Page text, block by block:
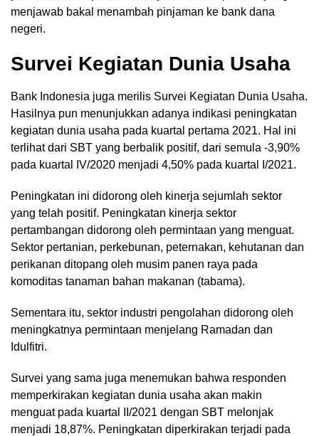
menjawab bakal menambah pinjaman ke bank dana
negeri.
Survei Kegiatan Dunia Usaha
Bank Indonesia juga merilis Survei Kegiatan Dunia Usaha.
Hasilnya pun menunjukkan adanya indikasi peningkatan
kegiatan dunia usaha pada kuartal pertama 2021. Hal ini
terlihat dari SBT yang berbalik positif, dari semula -3,90%
pada kuartal IV/2020 menjadi 4,50% pada kuartal I/2021.
Peningkatan ini didorong oleh kinerja sejumlah sektor
yang telah positif. Peningkatan kinerja sektor
pertambangan didorong oleh permintaan yang menguat.
Sektor pertanian, perkebunan, peternakan, kehutanan dan
perikanan ditopang oleh musim panen raya pada
komoditas tanaman bahan makanan (tabama).
Sementara itu, sektor industri pengolahan didorong oleh
meningkatnya permintaan menjelang Ramadan dan
Idulfitri.
Survei yang sama juga menemukan bahwa responden
memperkirakan kegiatan dunia usaha akan makin
menguat pada kuartal II/2021 dengan SBT melonjak
menjadi 18,87%. Peningkatan diperkirakan terjadi pada